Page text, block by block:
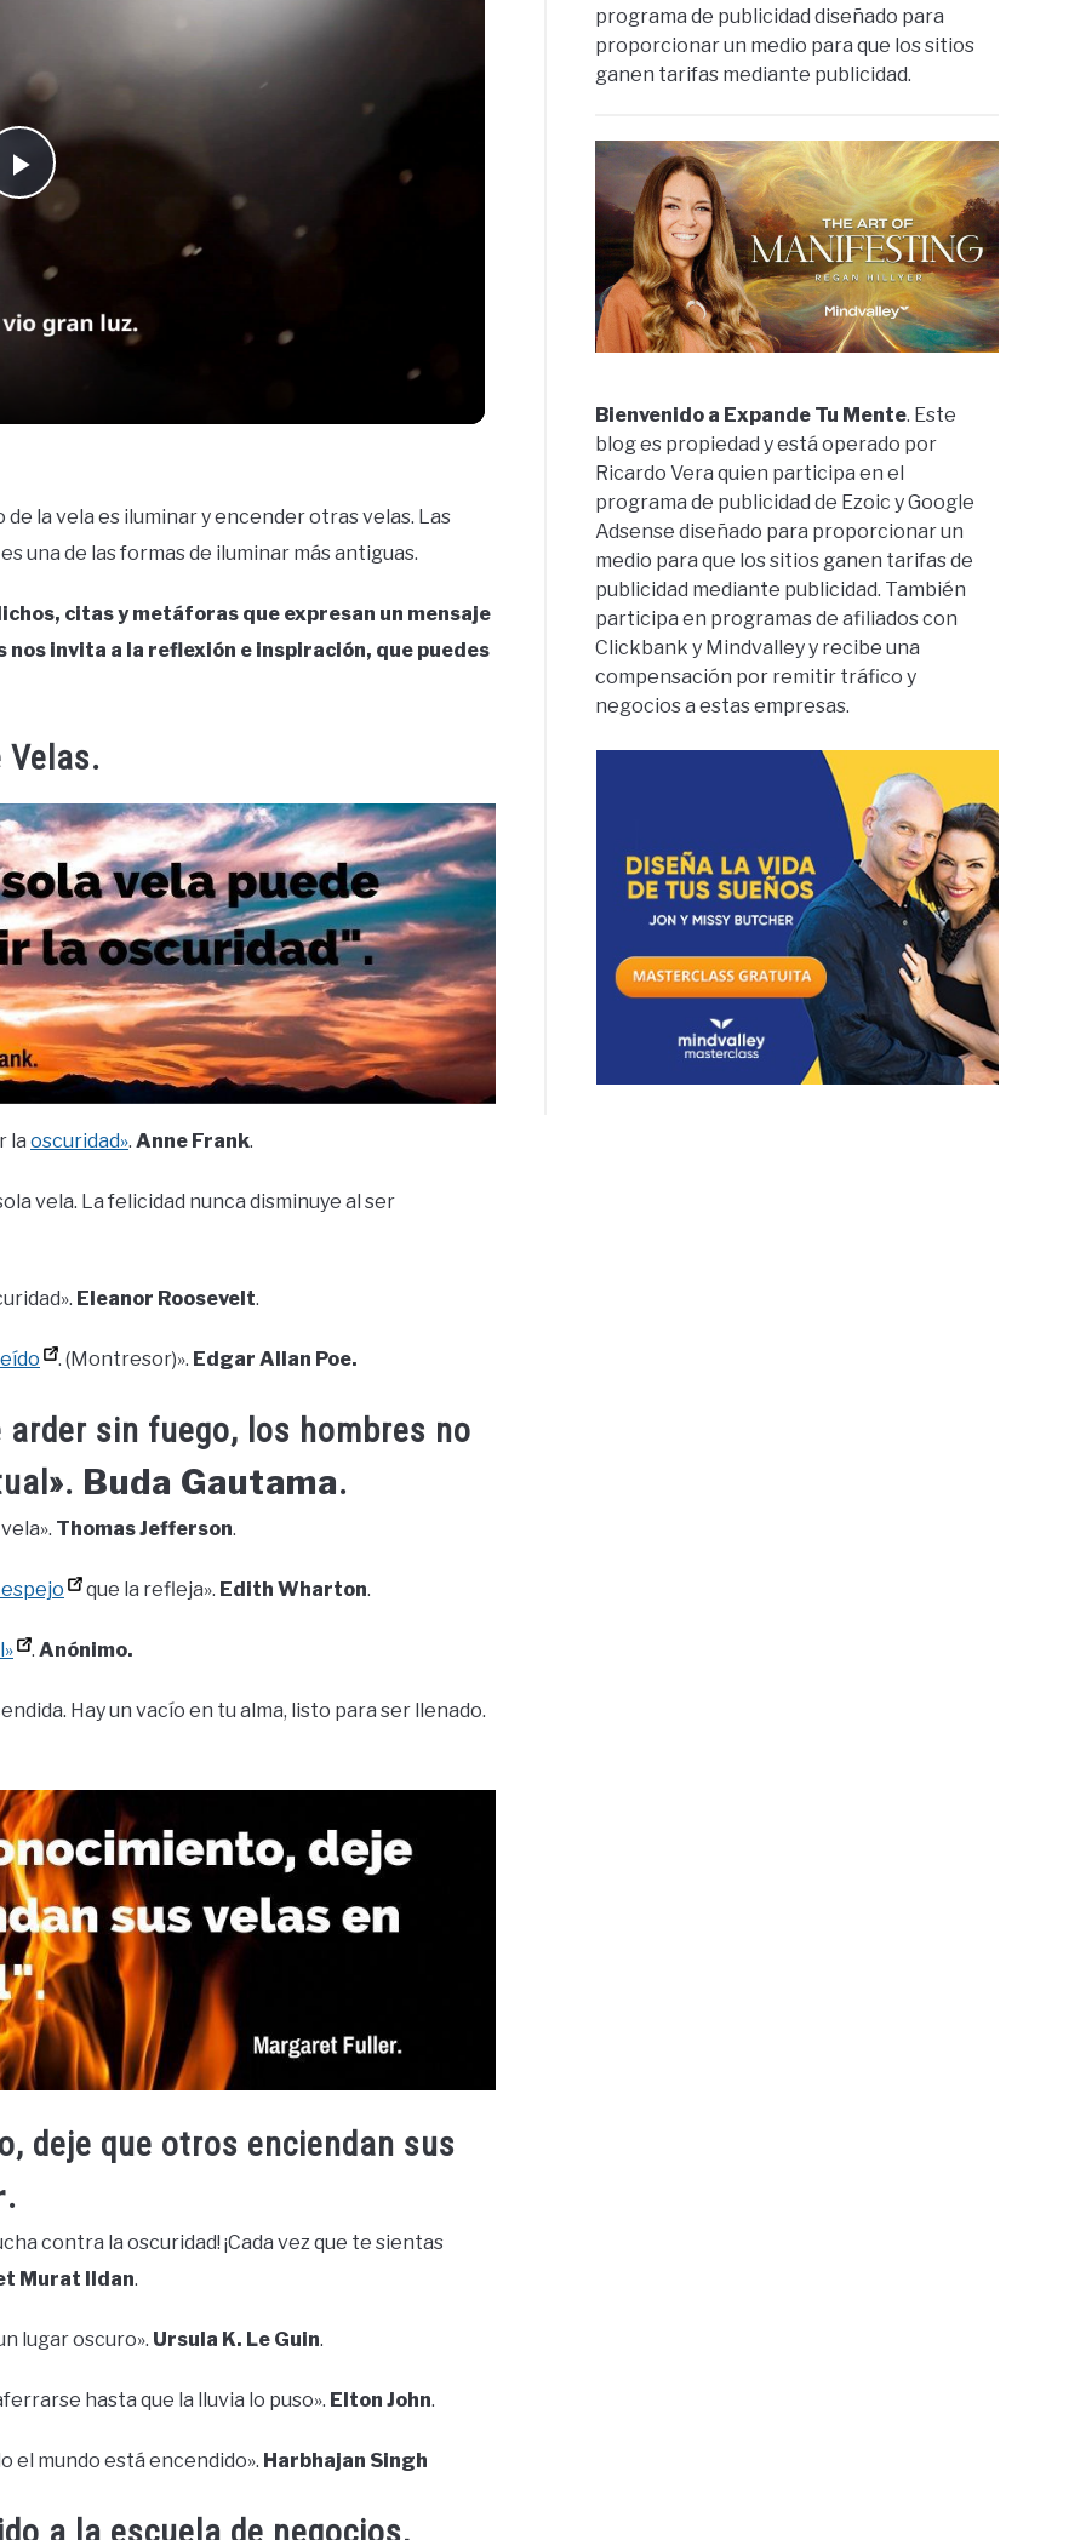
Play
Video
la vela es iluminar y encender otras velas. Las
una de las formas de iluminar más antiguas.
citas y metáforas que expresan un mensaje
invita a la reflexión e inspiración, que puedes
la oscuridad». Anne Frank.
vela. La felicidad nunca disminuye al ser
Eleanor Roosevelt.
. (Montresor)». Edgar Allan Poe.
sin fuego, los hombres no
Buda Gautama.
Thomas Jefferson.
que la refleja». Edith Wharton.
. Anónimo.
Hay un vacío en tu alma, listo para ser llenado.
deje que otros enciendan sus
.
contra la oscuridad! ¡Cada vez que te sientas
Murat Ildan.
lugar oscuro». Ursula K. Le Guin.
hasta que la lluvia lo puso». Elton John.
el mundo está encendido». Harbhajan Singh
a la escuela de negocios,
programa de publicidad diseñado para
proporcionar un medio para que los sitios
ganen tarifas mediante publicidad.
Bienvenido a Expande Tu Mente. Este
blog es propiedad y está operado por
Ricardo Vera quien participa en el
programa de publicidad de Ezoic y Google
Adsense diseñado para proporcionar un
medio para que los sitios ganen tarifas de
publicidad mediante publicidad. También
participa en programas de afiliados con
Clickbank y Mindvalley y recibe una
compensación por remitir tráfico y
negocios a estas empresas.